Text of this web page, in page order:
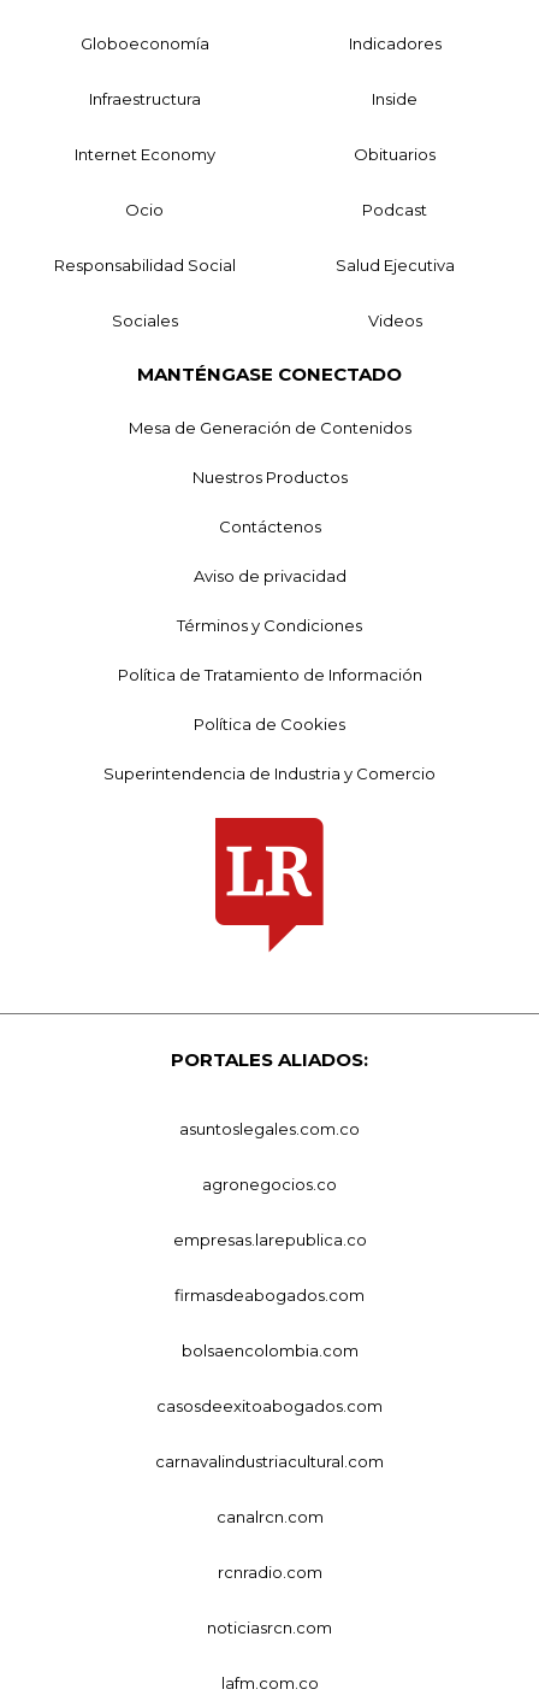
Globoeconomía Indicadores
Infraestructura Inside
Internet Economy Obituarios
Ocio Podcast
Responsabilidad Social Salud Ejecutiva
Sociales Videos
MANTÉNGASE CONECTADO
Mesa de Generación de Contenidos
Nuestros Productos
Contáctenos
Aviso de privacidad
Términos y Condiciones
Política de Tratamiento de Información
Política de Cookies
Superintendencia de Industria y Comercio
PORTALES ALIADOS:
asuntoslegales.com.co
agronegocios.co
empresas.larepublica.co
firmasdeabogados.com
bolsaencolombia.com
casosdeexitoabogados.com
carnavalindustriacultural.com
canalrcn.com
rcnradio.com
noticiasrcn.com
lafm.com.co